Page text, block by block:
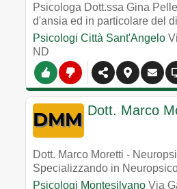
Psicologa Dott.ssa Gina
d'ansia ed in particolare del
Psicologi Città Sant'Angelo
ND
Dott. Marco
Dott. Marco Moretti -
Specializzando in
Psicologi Montesilvano Via